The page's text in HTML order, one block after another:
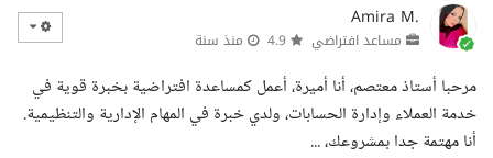
Amira M.
مساعد افتراضي منذ سنة
مرحبا أستاذ معتصم، أنا أميرة، أعمل كمساعدة افتراضية بخبرة قوية في
خدمة العملاء وإدارة الحسابات، ولدي خبرة في المهام الإدارية والتنظيمية.
أنا مهتمة جدا بمشروعك، ...